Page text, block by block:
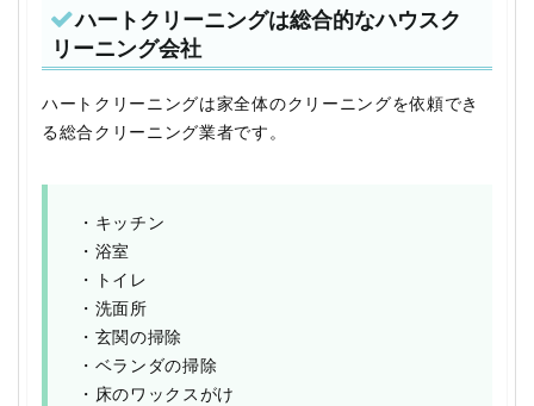
ハートクリーニングは総合的なハウスク
リーニング会社
ハートクリーニングは家全体のクリーニングを依頼でき
る総合クリーニング業者です。
・キッチン
・浴室
・トイレ
・洗面所
・玄関の掃除
・ベランダの掃除
・床のワックスがけ